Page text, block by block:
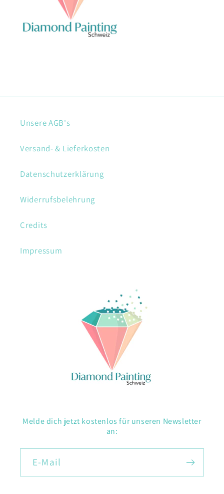
Unsere AGB's
Versand- & Lieferkosten
Datenschutzerklärung
Widerrufsbelehrung
Credits
Impressum
Melde dich jetzt kostenlos für unseren Newsletter
an:
E-Mail